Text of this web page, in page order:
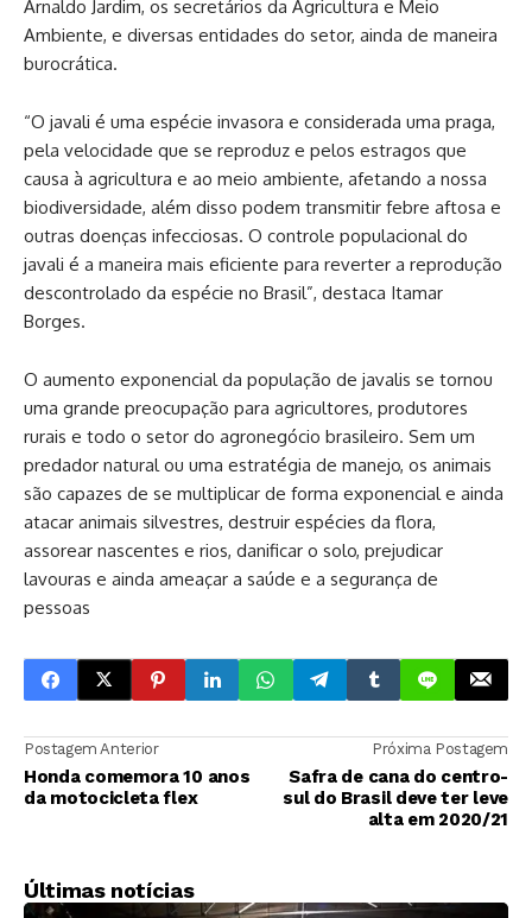
Arnaldo Jardim, os secretários da Agricultura e Meio
Ambiente, e diversas entidades do setor, ainda de maneira
burocrática.
“O javali é uma espécie invasora e considerada uma praga,
pela velocidade que se reproduz e pelos estragos que
causa à agricultura e ao meio ambiente, afetando a nossa
biodiversidade, além disso podem transmitir febre aftosa e
outras doenças infecciosas. O controle populacional do
javali é a maneira mais eficiente para reverter a reprodução
descontrolado da espécie no Brasil”, destaca Itamar
Borges.
O aumento exponencial da população de javalis se tornou
uma grande preocupação para agricultores, produtores
rurais e todo o setor do agronegócio brasileiro. Sem um
predador natural ou uma estratégia de manejo, os animais
são capazes de se multiplicar de forma exponencial e ainda
atacar animais silvestres, destruir espécies da flora,
assorear nascentes e rios, danificar o solo, prejudicar
lavouras e ainda ameaçar a saúde e a segurança de
pessoas
Postagem Anterior
Honda comemora 10 anos
da motocicleta flex
Próxima Postagem
Safra de cana do centro-
sul do Brasil deve ter leve
alta em 2020/21
Últimas notícias